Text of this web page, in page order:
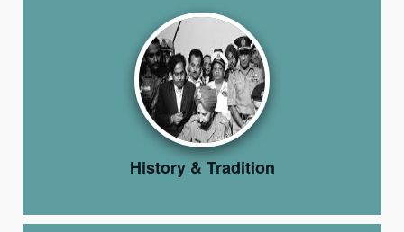
History & Tradition